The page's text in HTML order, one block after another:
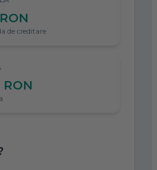
de creditare
RON